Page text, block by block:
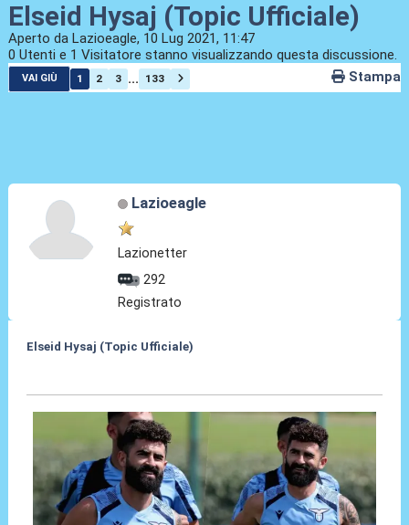
Elseid Hysaj (Topic Ufficiale)
Aperto da Lazioeagle, 10 Lug 2021, 11:47
0 Utenti e 1 Visitatore stanno visualizzando questa discussione.
VAI GIÙ 1 2 3 ... 133 Stampa
Lazioeagle
Lazionetter
292
Registrato
Elseid Hysaj (Topic Ufficiale)